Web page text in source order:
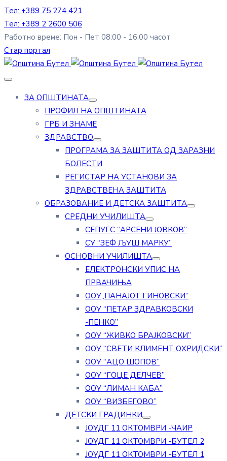
Тел: +389 75 274 421
Тел: +389 2 2600 506
Работно време: Пон - Пет 08:00 - 16:00 часот
Стар портал
ЗА ОПШТИНАТА
ПРОФИЛ НА ОПШТИНАТА
ГРБ И ЗНАМЕ
ЗДРАВСТВО
ПРОГРАМА ЗА ЗАШТИТА ОД ЗАРАЗНИ
БОЛЕСТИ
РЕГИСТАР НА УСТАНОВИ ЗА
ЗДРАВСТВЕНА ЗАШТИТА
ОБРАЗОВАНИЕ И ДЕТСКА ЗАШТИТА
СРЕДНИ УЧИЛИШТА
СЕПУГС “АРСЕНИ ЈОВКОВ”
СУ “ЗЕФ ЉУШ МАРКУ”
ОСНОВНИ УЧИЛИШТА
ЕЛЕКТРОНСКИ УПИС НА
ПРВАЧИЊА
ООУ„ПАНАЈОТ ГИНОВСКИ“
ООУ “ПЕТАР ЗДРАВКОВСКИ
-ПЕНКО”
ООУ “ЖИВКО БРАЈКОВСКИ”
ООУ “СВЕТИ КЛИМЕНТ ОХРИДСКИ”
ООУ “АЦО ШОПОВ”
ООУ “ГОЦЕ ДЕЛЧЕВ”
ООУ “ЛИМАН КАБА”
ООУ “ВИЗБЕГОВО”
ДЕТСКИ ГРАДИНКИ
ЈОУДГ 11 ОКТОМВРИ -ЧАИР
ЈОУДГ 11 ОКТОМВРИ -БУТЕЛ 2
ЈОУДГ 11 ОКТОМВРИ -БУТЕЛ 1